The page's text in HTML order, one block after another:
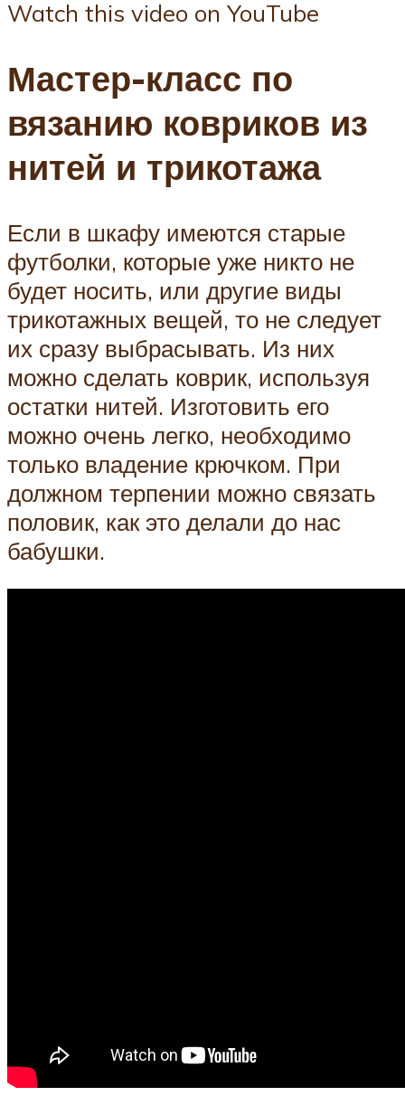
Watch this video on YouTube
Мастер-класс по
вязанию ковриков из
нитей и трикотажа
Если в шкафу имеются старые
футболки, которые уже никто не
будет носить, или другие виды
трикотажных вещей, то не следует
их сразу выбрасывать. Из них
можно сделать коврик, используя
остатки нитей. Изготовить его
можно очень легко, необходимо
только владение крючком. При
должном терпении можно связать
половик, как это делали до нас
бабушки.